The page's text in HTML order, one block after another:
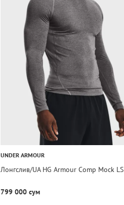
UNDER ARMOUR
Лонгслив/UA HG Armour Comp Mock LS
799 000 сум